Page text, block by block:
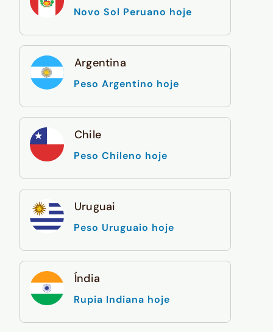
Novo Sol Peruano hoje
Argentina
Peso Argentino hoje
Chile
Peso Chileno hoje
Uruguai
Peso Uruguaio hoje
Índia
Rupia Indiana hoje